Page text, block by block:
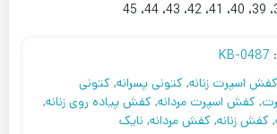
KB-0487
کفش اسپرت زنانه, کتونی پسرانه, کتونی
, کفش اسپرت مردانه, کفش پیاده روی زنانه,
, کفش زنانه, کفش مردانه, نایک